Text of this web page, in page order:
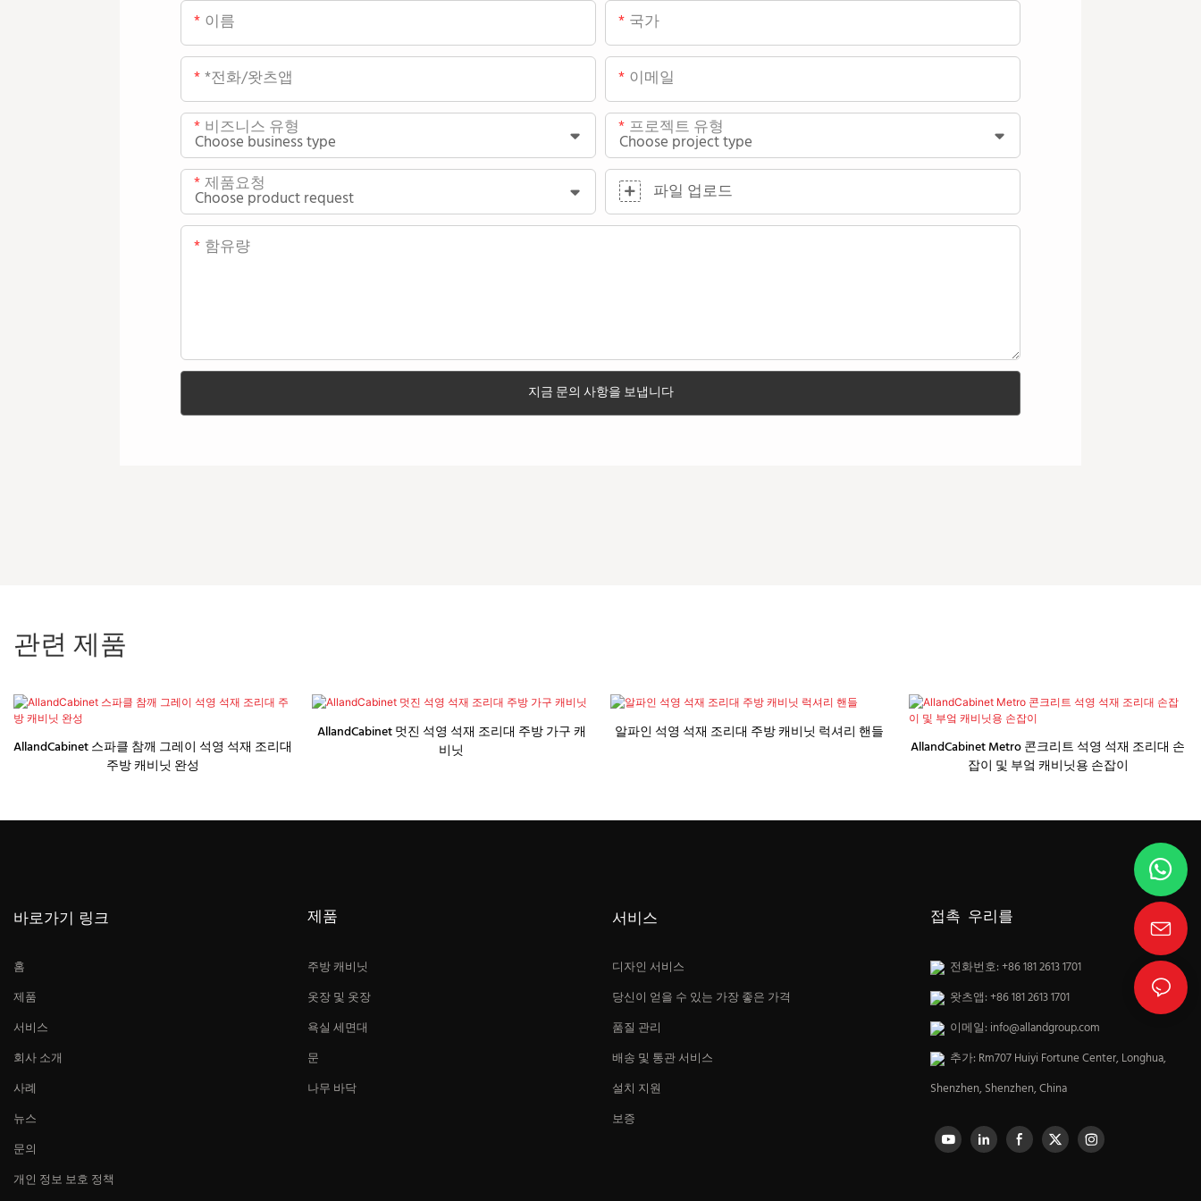
이름 국가
*전화/왓츠앱 이메일
비즈니스 유형 프로젝트 유형
제품요청 파일 업로드
함유량
지금 문의 사항을 보냅니다
관련 제품
AllandCabinet 스파클 참깨 그레이 석영 석재 조리대
주방 캐비닛 완성
AllandCabinet 멋진 석영 석재 조리대 주방 가구 캐
비닛
알파인 석영 석재 조리대 주방 캐비닛 럭셔리 핸들
AllandCabinet Metro 콘크리트 석영 석재 조리대 손
잡이 및 부엌 캐비닛용 손잡이
바로가기 링크
홈
제품
서비스
회사 소개
사례
뉴스
문의
개인 정보 보호 정책
제품
주방 캐비닛
옷장 및 옷장
욕실 세면대
문
나무 바닥
서비스
디자인 서비스
당신이 얻을 수 있는 가장 좋은 가격
품질 관리
배송 및 통관 서비스
설치 지원
보증
접촉 우리를
전화번호: +86 181 2613 1701
왓츠앱: +86 181 2613 1701
이메일: info@allandgroup.com
추가: Rm707 Huiyi Fortune Center, Longhua,
Shenzhen, Shenzhen, China